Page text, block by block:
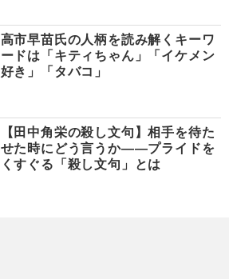
高市早苗氏の人柄を読み解くキーワ
ードは「キティちゃん」「イケメン
好き」「タバコ」
【田中角栄の殺し文句】相手を待た
せた時にどう言うか――プライドを
くすぐる「殺し文句」とは